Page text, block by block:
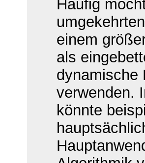
Häufig
einem
als
dynamische
verwenden.
könnte